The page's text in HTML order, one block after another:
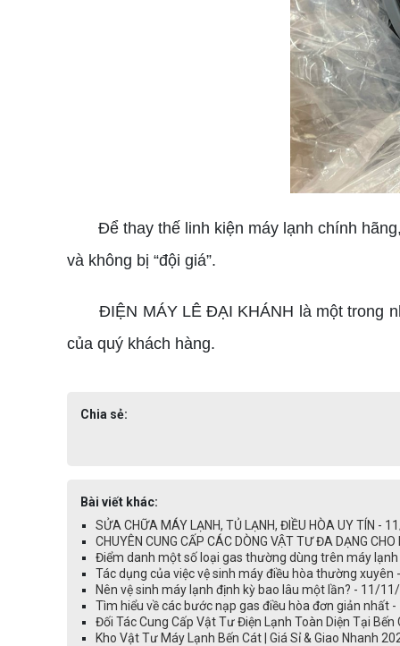
Để thay thế linh kiện máy lạnh chính hãng,
và không bị “đội giá”.
ĐIỆN MÁY LÊ ĐẠI KHÁNH là một trong
của quý khách hàng.
Chia sẻ:
Bài viết khác:
SỬA CHỮA MÁY LẠNH, TỦ LẠNH, ĐIỀU HÒA UY TÍN -
CHUYÊN CUNG CẤP CÁC DÒNG VẬT TƯ ĐA DẠNG
Điểm danh một số loại gas thường dùng trên máy
Tác dụng của việc vệ sinh máy điều hòa thường
Nên vệ sinh máy lạnh định kỳ bao lâu một lần? - 11/
Tìm hiểu về các bước nạp gas điều hòa đơn giản nhất
Đối Tác Cung Cấp Vật Tư Điện Lạnh Toàn Diện Tại
Kho Vật Tư Máy Lạnh Bến Cát | Giá Sỉ & Giao Nhanh